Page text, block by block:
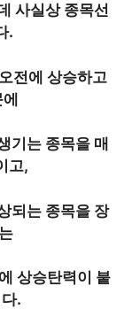
사실상 종목선
.
전에 상승하고
기는 종목을 매
고,
되는 종목을 장
상승탄력이 붙
.